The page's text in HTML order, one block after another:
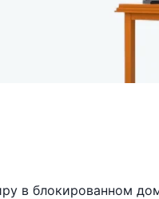
в блокированном